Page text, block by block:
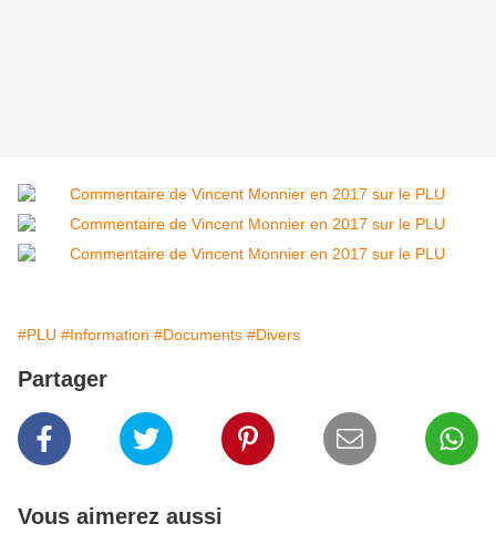
#PLU #Information #Documents #Divers
Partager
Vous aimerez aussi